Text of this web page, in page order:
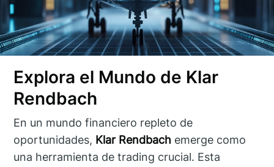
Explora el Mundo de Klar
Rendbach
En un mundo financiero repleto de
oportunidades, Klar Rendbach emerge como
una herramienta de trading crucial. Esta